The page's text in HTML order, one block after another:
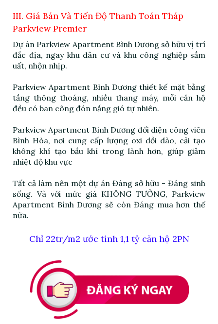
III. Giá Bán Và Tiến Độ Thanh Toán Tháp
Parkview Premier
Dự án Parkview Apartment Bình Dương sở hữu vị trí
đắc địa, ngay khu dân cư và khu công nghiệp sầm
uất, nhộn nhịp.
Parkview Apartment Bình Dương thiết kế mặt bằng
tầng thông thoáng, nhiều thang máy, mỗi căn hộ
đều có ban công đón nắng gió tự nhiên.
Parkview Apartment Bình Dương đối diện công viên
Bình Hòa, nơi cung cấp lượng oxi dồi dào, cải tạo
không khí tạo bầu khí trong lành hơn, giúp giảm
nhiệt độ khu vực
Tất cả làm nên một dự án Đáng sở hữu - Đáng sinh
sống. Và với mức giá KHÔNG TƯỞNG, Parkview
Apartment Bình Dương sẽ còn Đáng mua hơn thế
nữa.
Chỉ 22tr/m2 ước tính 1,1 tỷ căn hộ 2PN